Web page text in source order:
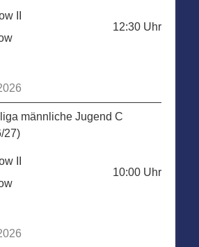
II
12:30 Uhr
männliche Jugend C
27)
II
10:00 Uhr